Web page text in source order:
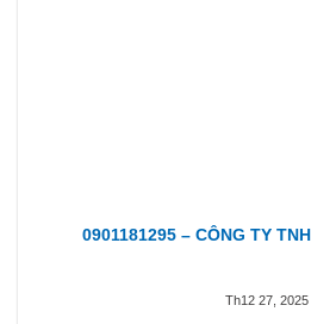
0901181295 – CÔNG TY
Th12 27, 2025